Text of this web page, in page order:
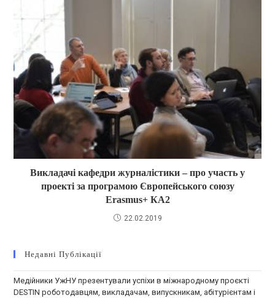
Викладачі кафедри журналістики – про участь у
проекті за програмою Європейського союзу
Erasmus+ КА2
22.02.2019
Недавні Публікації
Медійники УжНУ презентували успіхи в міжнародному проєкті
DESTIN роботодавцям, викладачам, випускникам, абітурієнтам і